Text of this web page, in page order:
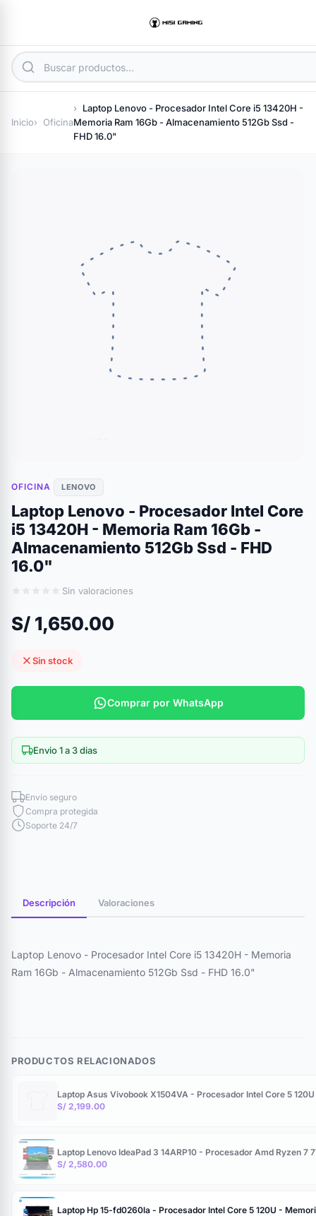
Inicio Oficina
Laptop Lenovo - Procesador Intel Core i5 13420H -
Memoria Ram 16Gb - Almacenamiento 512Gb Ssd -
FHD 16.0"
OFICINA LENOVO
Laptop Lenovo - Procesador Intel Core
i5 13420H - Memoria Ram 16Gb -
Almacenamiento 512Gb Ssd - FHD
16.0"
Sin valoraciones
S/ 1,650.00
Sin stock
Comprar por WhatsApp
Envio 1 a 3 dias
Envío seguro
Compra protegida
Soporte 24/7
Descripción Valoraciones
Laptop Lenovo - Procesador Intel Core i5 13420H - Memoria
Ram 16Gb - Almacenamiento 512Gb Ssd - FHD 16.0"
PRODUCTOS RELACIONADOS
Laptop Asus Vivobook X1504VA - Procesador Intel Core 5
S/ 2,199.00
Laptop Lenovo IdeaPad 3 14ARP10 - Procesador Amd Ryzen
S/ 2,580.00
Laptop Hp 15-fd0260la - Procesador Intel Core 5 120U -